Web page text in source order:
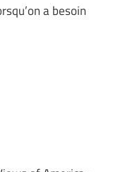
a besoin